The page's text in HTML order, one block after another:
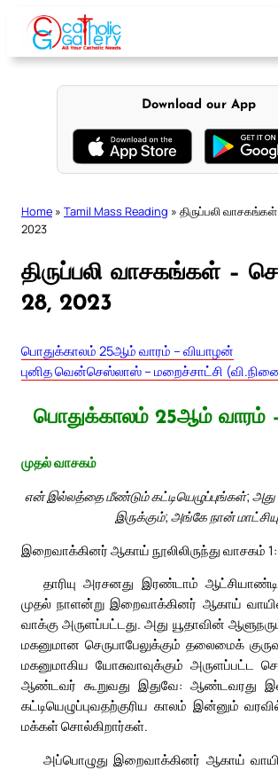
content
Download our App
Home » Tamil Mass Reading » திருப்பலி
2023
திருப்பலி வாசகங்கள் –
28, 2023
பொதுக்காலம் 25ஆம் வாரம் – வியாழன்
புனித வென்செஸ்லாஸ் – மறைச்சாட்சி
பொதுக்காலம் 25ஆம் வாரம்
முதல் வாசகம்
என் இல்லத்தை மீண்டும் கட்டியெழுப்புங்கள்;
இருக்கும்; அங்கே நான்
இறைவாக்கினர் ஆகாய் நூலிலிருந்து வாசகம் 1:
தாரியு அரசனது இரண்டாம்
முதல் நாளன்று இறைவாக்கினர் ஆகாய்
வாக்கு அருளப்பட்டது. அது யூதாவின்
மகனுமான செருபாபேலுக்கும் தலைமைக்
மகனுமாகிய யோசுவாவுக்கும் அருளப்பட்ட
ஆண்டவர் கூறுவது இதுவே: ஆண்டவரது
கட்டியெழுப்புவதற்குரிய காலம் இன்னும்
மக்கள் சொல்கிறார்கள்.
அப்பொழுது இறைவாக்கினர் ஆகாய்